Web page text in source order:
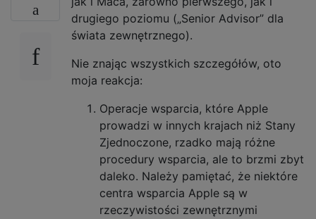
drugiego poziomu („Senior Advisor” dla
świata zewnętrznego).
Nie znając wszystkich szczegółów, oto
moja reakcja:
Operacje wsparcia, które Apple
prowadzi w innych krajach niż Stany
Zjednoczone, rzadko mają różne
procedury wsparcia, ale to brzmi zbyt
daleko. Należy pamiętać, że niektóre
centra wsparcia Apple są w
rzeczywistości zewnętrznymi